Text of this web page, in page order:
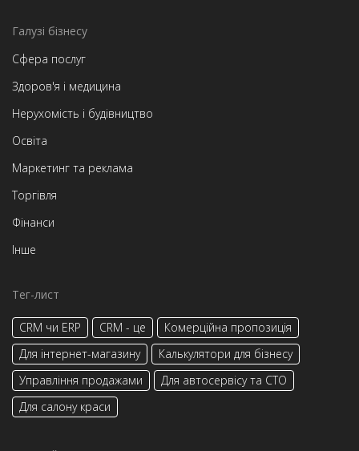
Галузі бізнесу
Сфера послуг
Здоров'я і медицина
Нерухомість і будівництво
Освіта
Маркетинг та реклама
Торгівля
Фінанси
Інше
Тег-лист
CRM чи ERP CRM - це
Комерційна пропозиція
Для інтернет-магазину
Калькулятори для бізнесу
Управління продажами
Для автосервісу та СТО
Для салону краси